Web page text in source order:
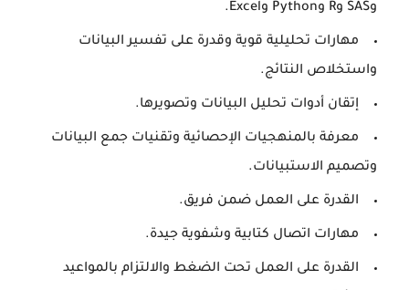
وSAS وR وPython وExcel.
مهارات تحليلية قوية وقدرة على تفسير البيانات
واستخلاص النتائج.
إتقان أدوات تحليل البيانات وتصويرها.
معرفة بالمنهجيات الإحصائية وتقنيات جمع البيانات
وتصميم الاستبيانات.
القدرة على العمل ضمن فريق.
مهارات اتصال كتابية وشفوية جيدة.
القدرة على العمل تحت الضغط والالتزام بالمواعيد